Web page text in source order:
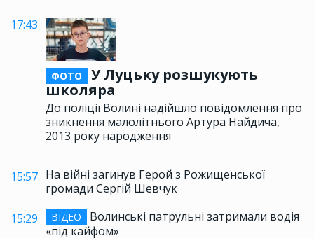
17:43
ФОТО
У Луцьку розшукують
школяра
До поліції Волині надійшло повідомлення про
зникнення малолітнього Артура Найдича,
2013 року народження
15:57 На війні загинув Герой з Рожищенської
громади Сергій Шевчук
15:29
ВІДЕО
Волинські патрульні затримали водія
«під кайфом»